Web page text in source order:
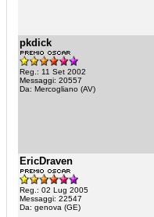
pkdick
Reg.: 11 Set 2002
Messaggi: 20557
Da: Mercogliano (AV)
EricDraven
Reg.: 02 Lug 2005
Messaggi: 22547
Da: genova (GE)